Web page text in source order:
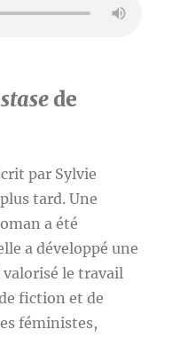
de
par Sylvie
tard. Une
a été
a développé une
le travail
fiction et de
féministes,